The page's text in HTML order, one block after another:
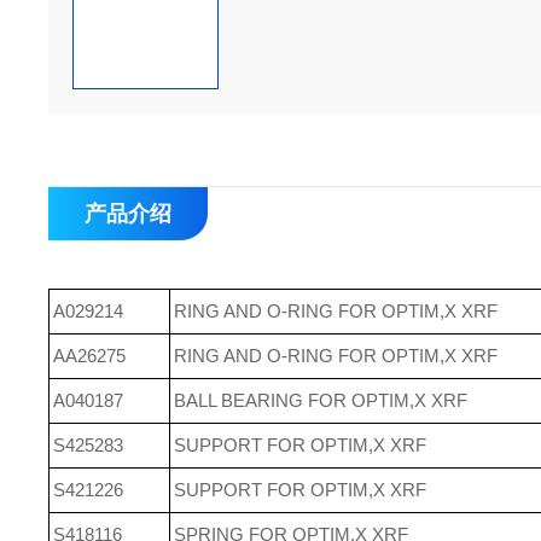
产品介绍
A029214 RING AND O-RING FOR OPTIM,X XRF
AA26275 RING AND O-RING FOR OPTIM,X XRF
A040187 BALL BEARING FOR OPTIM,X XRF
S425283 SUPPORT FOR OPTIM,X XRF
S421226 SUPPORT FOR OPTIM,X XRF
S418116 SPRING FOR OPTIM,X XRF